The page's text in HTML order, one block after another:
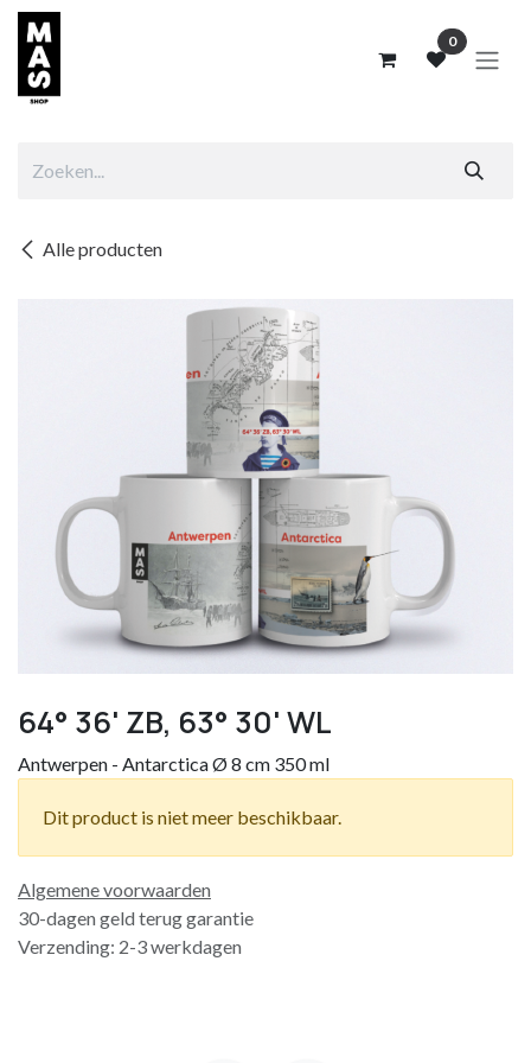
Overslaan naar inhoud
0
Alle producten
64° 36' ZB, 63° 30' WL
Antwerpen - Antarctica Ø 8 cm 350 ml
Dit product is niet meer beschikbaar.
Algemene voorwaarden
30-dagen geld terug garantie
Verzending: 2-3 werkdagen